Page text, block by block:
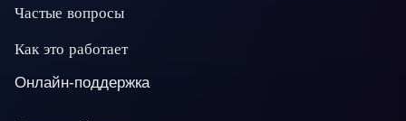
Частые вопросы
Как это работает
Онлайн-поддержка